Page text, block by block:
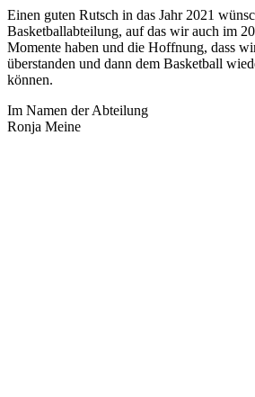
Einen guten Rutsch in das Jahr 2021
Basketballabteilung, auf das wir auch im
Momente haben und die Hoffnung, dass
überstanden und dann dem Basketball
können.
Im Namen der Abteilung
Ronja Meine